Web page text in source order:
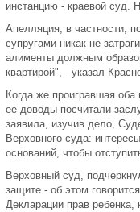
инстанцию - краевой суд.
Апелляция, в частности,
супругами никак не
алименты должным
квартирой", - указал
Когда же проигравшая
ее доводы посчитали
заявила, изучив дело,
Верховного суда:
оснований, чтобы
Верховный суд,
защите - об этом
Декларации прав